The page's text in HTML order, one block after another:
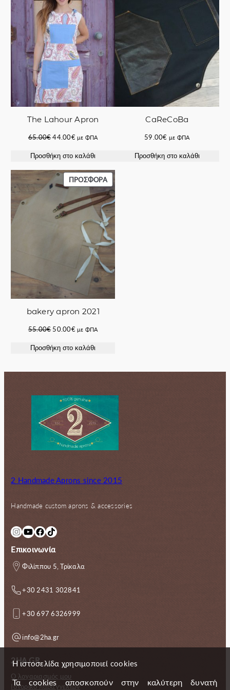
The Lahour Apron
65.00€Original
was:
44.00€Η
τιμή
44.00€.
με ΦΠΑ
Προσθήκη στο καλάθι
CaReCoBa
59.00€ με ΦΠΑ
Προσθήκη στο καλάθι
ΠΡΟΣΦΟΡΆΠΡΟΪΌΝ
ΣΕ
ΠΡΟΣΦΟΡΆ
bakery apron 2021
55.00€ Original
was:
50.00€Η
τιμή
με ΦΠΑ
Προσθήκη στο καλάθι
2 Handmade Aprons since 2015
Handmade custom aprons & accessories
InstagramYouTube Facebook TikTok
Επικοινωνία
Φιλίππου 5, Τρίκαλα
+30 2431 302841
+30 697 6326999
info@2ha.gr
2HA.GR
Ο λογαριασμός μου
Ιστορικό παραγγελιών
Η ιστοσελίδα χρησιμοποιεί cookies
Τα cookies αποσκοπούν στην καλύτερη δυνατή